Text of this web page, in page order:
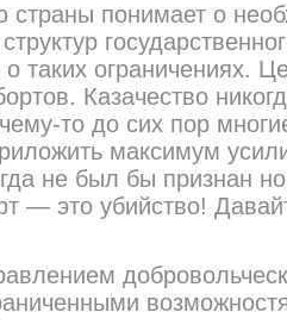
страны понимает о
государственно
таких ограничениях.
Казачество
то до сих пор
максимум
не был бы признан
— это убийство!